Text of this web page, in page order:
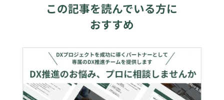
この記事を読んでいる方に
おすすめ